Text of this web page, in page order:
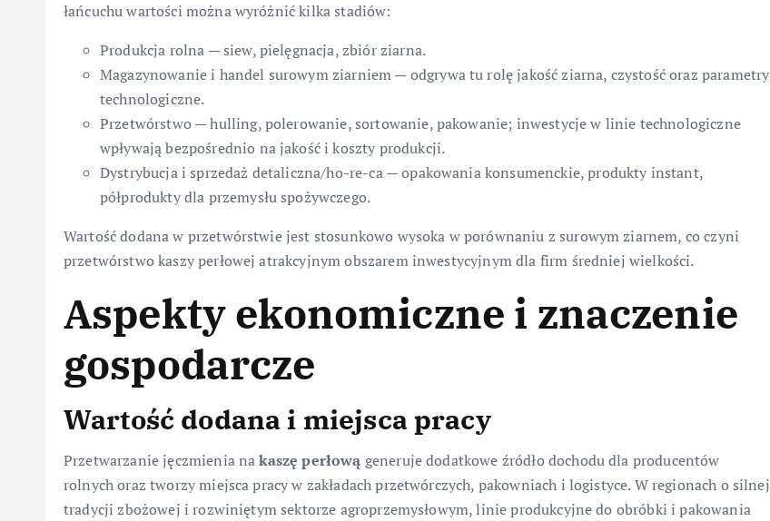
łańcuchu wartości można wyróżnić kilka stadiów:
Produkcja rolna — siew, pielęgnacja, zbiór ziarna.
Magazynowanie i handel surowym ziarniem — odgrywa tu rolę jakość ziarna, czystość oraz parametry
technologiczne.
Przetwórstwo — hulling, polerowanie, sortowanie, pakowanie; inwestycje w linie technologiczne
wpływają bezpośrednio na jakość i koszty produkcji.
Dystrybucja i sprzedaż detaliczna/ho-re-ca — opakowania konsumenckie, produkty instant,
półprodukty dla przemysłu spożywczego.
Wartość dodana w przetwórstwie jest stosunkowo wysoka w porównaniu z surowym ziarnem, co czyni
przetwórstwo kaszy perłowej atrakcyjnym obszarem inwestycyjnym dla firm średniej wielkości.
Aspekty ekonomiczne i znaczenie
gospodarcze
Wartość dodana i miejsca pracy
Przetwarzanie jęczmienia nakaszę perłową generuje dodatkowe źródło dochodu dla producentów
rolnych oraz tworzy miejsca pracy w zakładach przetwórczych, pakowniach i logistyce. W regionach o silnej
tradycji zbożowej i rozwiniętym sektorze agroprzemysłowym, linie produkcyjne do obróbki i pakowania